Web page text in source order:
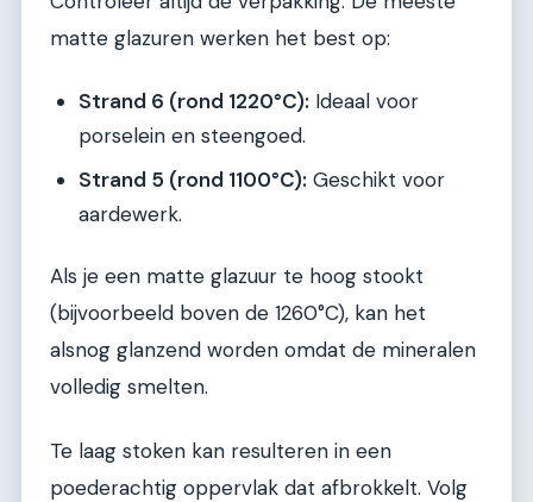
matte glazuren werken het best op:
Strand 6 (rond 1220°C): Ideaal voor
porselein en steengoed.
Strand 5 (rond 1100°C): Geschikt voor
aardewerk.
Als je een matte glazuur te hoog stookt
(bijvoorbeeld boven de 1260°C), kan het
alsnog glanzend worden omdat de mineralen
volledig smelten.
Te laag stoken kan resulteren in een
poederachtig oppervlak dat afbrokkelt. Volg